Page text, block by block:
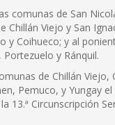
comunas de San
Chillán Viejo y San
y Coihueco; y al
y Ránquil.
de Chillán Viejo,
Pemuco, y Yungay
13.ª Circunscripción